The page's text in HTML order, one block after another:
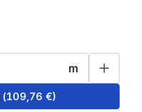
m
(109,76 €)